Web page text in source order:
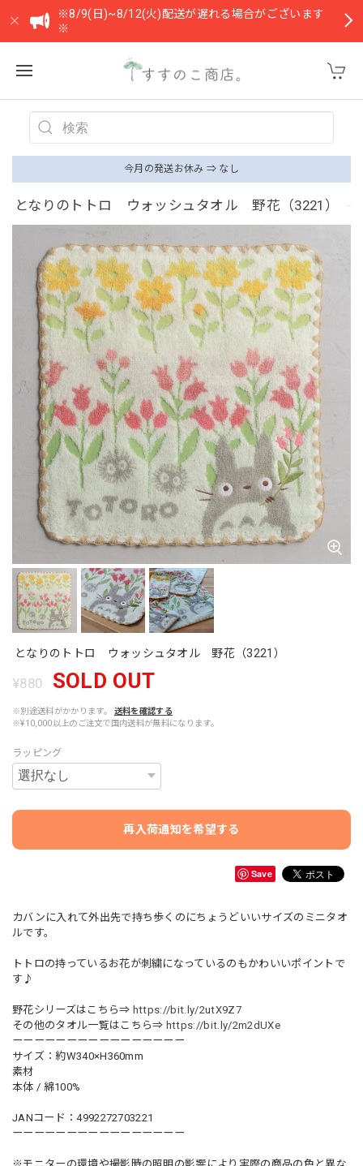
※8/9(日)~8/12(火)配送が遅れる場合がございます
※
今月の発送お休み ⇒ なし
となりのトトロ ウォッシュタオル 野花（3221）
となりのトトロ ウォッシュタオル 野花（3221）
¥880 SOLD OUT
※別途送料がかかります。
送料を確認する
※¥10,000以上のご注文で国内送料が無料になります。
ラッピング
再入荷通知を希望する
Save
カバンに入れて外出先で持ち歩くのにちょうどいいサイズのミニタオ
ルです。
トトロの持っているお花が刺繍になっているのもかわいいポイントで
す♪
野花シリーズはこちら⇒ https://bit.ly/2utX9Z7
その他のタオル一覧はこちら⇒ https://bit.ly/2m2dUXe
ーーーーーーーーーーーーーーーー
サイズ：約W340×H360mm
素材
本体 / 綿100%
JANコード：4992272703221
ーーーーーーーーーーーーーーーー